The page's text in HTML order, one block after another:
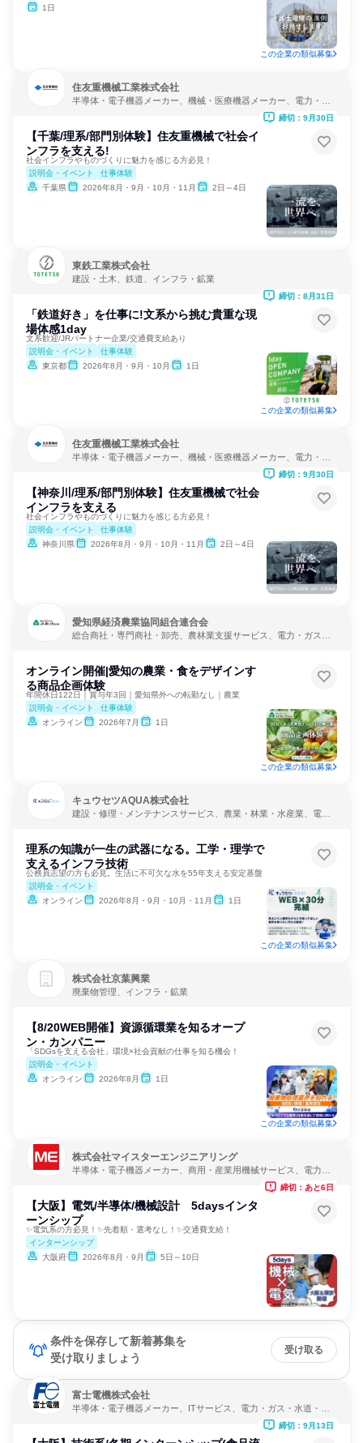
1日
この企業の類似募集
住友重機械工業株式会社
半導体・電子機器メーカー、機械・医療機器メーカー、電力・ガ
【千葉/理系/部門別体験】住友重機械で社会イ
ンフラを支える!
社会インフラやものづくりに魅力を感じる方必見！
説明会・イベント
仕事体験
千葉県
2026年8月・9月・10月・11月 2日～4日
締切：9月30日
東鉄工業株式会社
建設・土木、鉄道、インフラ・鉱業
「鉄道好き」を仕事に!文系から挑む貴重な現
場体感1day
文系歓迎/JRパートナー企業/交通費支給あり
説明会・イベント
仕事体験
東京都
2026年8月・9月・10月 1日
締切：8月31日
この企業の類似募集
住友重機械工業株式会社
半導体・電子機器メーカー、機械・医療機器メーカー、電力・ガ
【神奈川/理系/部門別体験】住友重機械で社会
インフラを支える
社会インフラやものづくりに魅力を感じる方必見！
説明会・イベント
仕事体験
神奈川県
2026年8月・9月・10月・11月 2日～4日
締切：9月30日
愛知県経済農業協同組合連合会
総合商社・専門商社・卸売、農林業支援サービス、電力・ガス・
オンライン開催|愛知の農業・食をデザインす
る商品企画体験
年間休日122日｜賞与年3回｜愛知県外への転勤なし｜農業
説明会・イベント
仕事体験
オンライン
2026年7月 1日
この企業の類似募集
キュウセツAQUA株式会社
建設・修理・メンテナンスサービス、農業・林業・水産業、電
理系の知識が一生の武器になる。工学・理学で
支えるインフラ技術
公務員志望の方も必見。生活に不可欠な水を55年支える安定基盤
説明会・イベント
オンライン
2026年8月・9月・10月・11月 1日
この企業の類似募集
株式会社京葉興業
廃棄物管理、インフラ・鉱業
【8/20WEB開催】資源循環業を知るオープ
ン・カンパニー
「SDGsを支える会社」環境×社会貢献の仕事を知る機会！
説明会・イベント
オンライン
2026年8月 1日
この企業の類似募集
株式会社マイスターエンジニアリング
半導体・電子機器メーカー、商用・産業用機械サービス、電力・
【大阪】電気/半導体/機械設計 5daysインタ
ーンシップ
✨電気系の方必見！✨先着順・選考なし！✨交通費支給！
インターンシップ
大阪府
2026年8月・9月 5日～10日
締切：あと6日
条件を保存して新着募集を
受け取りましょう
受け取る
富士電機株式会社
半導体・電子機器メーカー、ITサービス、電力・ガス・水道・エ
締切：9月13日